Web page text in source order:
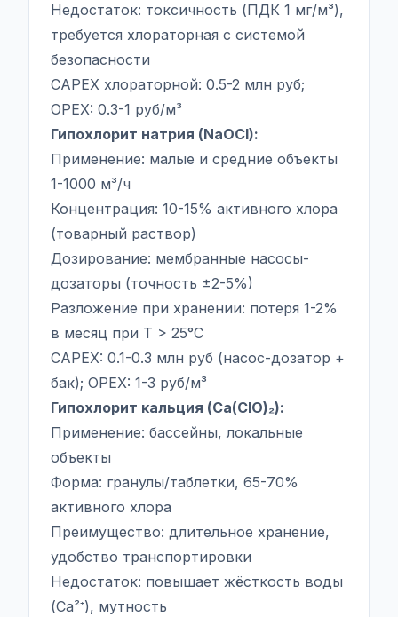
Недостаток: токсичность (ПДК 1 мг/м³),
требуется хлораторная с системой
безопасности
CAPEX хлораторной: 0.5-2 млн руб;
OPEX: 0.3-1 руб/м³
Гипохлорит натрия (NaOCl):
Применение: малые и средние объекты
1-1000 м³/ч
Концентрация: 10-15% активного хлора
(товарный раствор)
Дозирование: мембранные насосы-
дозаторы (точность ±2-5%)
Разложение при хранении: потеря 1-2%
в месяц при T > 25°C
CAPEX: 0.1-0.3 млн руб (насос-дозатор +
бак); OPEX: 1-3 руб/м³
Гипохлорит кальция (Ca(ClO)₂):
Применение: бассейны, локальные
объекты
Форма: гранулы/таблетки, 65-70%
активного хлора
Преимущество: длительное хранение,
удобство транспортировки
Недостаток: повышает жёсткость воды
(Ca²⁺), мутность